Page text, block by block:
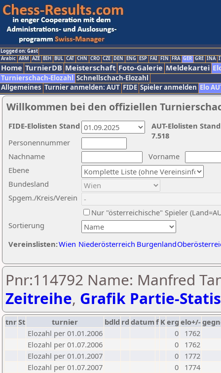
Logged on: Gast
Arabic ARM AZE BIH BUL CAT CHN CRO CZE DEN ENG ESP FAI FIN FRA GER GRE INA
Home TurnierDB Meisterschaft Foto-Galerie Meldekartei
Turnierschach-Elozahl Schnellschach-Elozahl
Allgemeines Turnier anmelden: AUT FIDE Spieler anmelden Elo
Willkommen bei den offiziellen
Nachname
Vorname
Ebene
Sortierung
Personennummer
Bundesland
Spgem./Kreis/Verein
Nur "österreichische" Spieler
Vereinslisten:Wien Niederösterreich Burgenland
AUT-Elolisten
7.518
FIDE-Elolisten Stand
Pnr:114792 Name: Manfred
Zeitreihe, Grafik Partie-
tnrSt turnier bdld rd datumf Kerg elo+/-
Elozahl per 01.01.2006
0
1762
Elozahl per 01.07.2006
0
1762
Elozahl per 01.01.2007
0
1772
Elozahl per 01.07.2007
0
1774